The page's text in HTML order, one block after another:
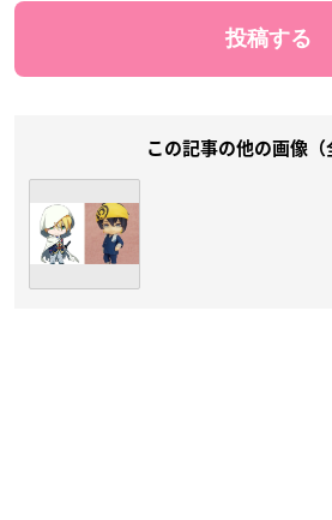
この記事の他の画像（